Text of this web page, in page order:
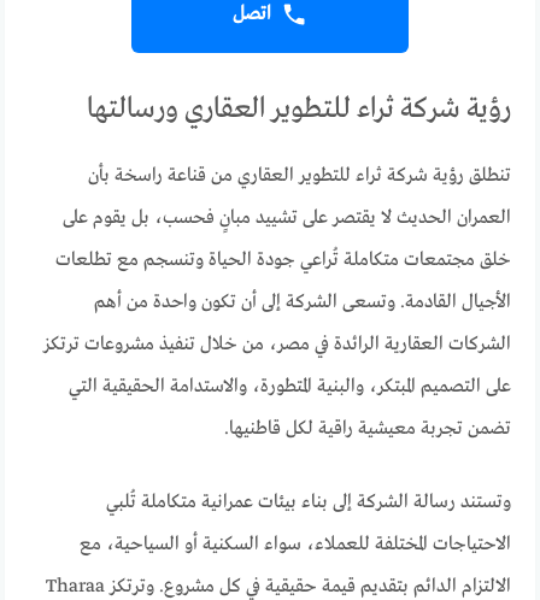
اتصل
رؤية شركة ثراء للتطوير العقاري ورسالتها
تنطلق رؤية شركة ثراء للتطوير العقاري من قناعة راسخة بأن
العمران الحديث لا يقتصر على تشييد مبانٍ فحسب، بل يقوم على
خلق مجتمعات متكاملة تُراعي جودة الحياة وتنسجم مع تطلعات
الأجيال القادمة. وتسعى الشركة إلى أن تكون واحدة من أهم
الشركات العقارية الرائدة في مصر، من خلال تنفيذ مشروعات ترتكز
على التصميم المبتكر، والبنية المتطورة، والاستدامة الحقيقية التي
تضمن تجربة معيشية راقية لكل قاطنيها.
وتستند رسالة الشركة إلى بناء بيئات عمرانية متكاملة تُلبي
الاحتياجات المختلفة للعملاء، سواء السكنية أو السياحية، مع
الالتزام الدائم بتقديم قيمة حقيقية في كل مشروع. وترتكز Tharaa